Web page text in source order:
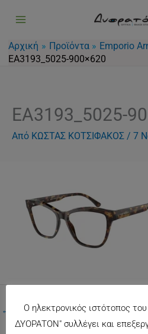
περιεχόμενο
Αρχική Προϊόντα
Emporio
EA3193_5025-900×620
EA3193_5025-
Από ΚΩΣΤΑΣ ΚΟΤΣΙΦΑΚΟΣ / 7
← Προηγούμενο Πολυμέσα
Ο ηλεκτρονικός ιστότοπος
ΔΥΟΡΑΤΟΝ" συλλέγει και